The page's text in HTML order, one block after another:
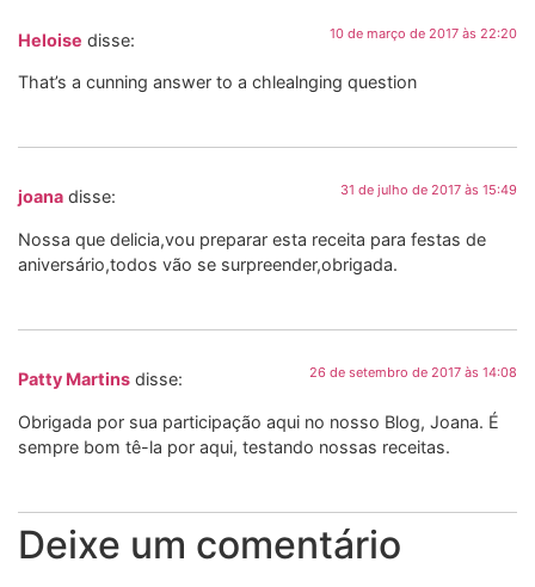
Heloise disse: 10 de março de 2017 às 22:20
That’s a cunning answer to a chlealnging question
joana disse: 31 de julho de 2017 às 15:49
Nossa que delicia,vou preparar esta receita para festas de
aniversário,todos vão se surpreender,obrigada.
Patty Martins disse: 26 de setembro de 2017 às 14:08
Obrigada por sua participação aqui no nosso Blog, Joana. É
sempre bom tê-la por aqui, testando nossas receitas.
Deixe um comentário